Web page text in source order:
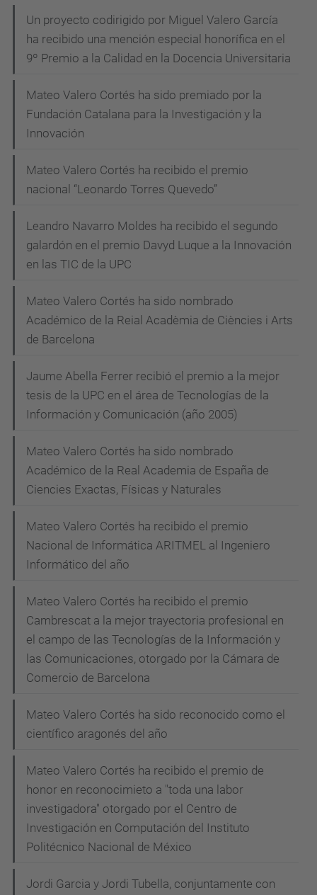
Un proyecto codirigido por Miguel Valero García
ha recibido una mención especial honorífica en el
9º Premio a la Calidad en la Docencia Universitaria
Mateo Valero Cortés ha sido premiado por la
Fundación Catalana para la Investigación y la
Innovación
Mateo Valero Cortés ha recibido el premio
nacional “Leonardo Torres Quevedo”
Leandro Navarro Moldes ha recibido el segundo
galardón en el premio Davyd Luque a la Innovación
en las TIC de la UPC
Mateo Valero Cortés ha sido nombrado
Académico de la Reial Acadèmia de Ciències i Arts
de Barcelona
Jaume Abella Ferrer recibió el premio a la mejor
tesis de la UPC en el área de Tecnologías de la
Información y Comunicación (año 2005)
Mateo Valero Cortés ha sido nombrado
Académico de la Real Academia de España de
Ciencies Exactas, Físicas y Naturales
Mateo Valero Cortés ha recibido el premio
Nacional de Informática ARITMEL al Ingeniero
Informático del año
Mateo Valero Cortés ha recibido el premio
Cambrescat a la mejor trayectoria profesional en
el campo de las Tecnologías de la Información y
las Comunicaciones, otorgado por la Cámara de
Comercio de Barcelona
Mateo Valero Cortés ha sido reconocido como el
científico aragonés del año
Mateo Valero Cortés ha recibido el premio de
honor en reconocimieto a "toda una labor
investigadora" otorgado por el Centro de
Investigación en Computación del Instituto
Politécnico Nacional de México
Jordi Garcia y Jordi Tubella, conjuntamente con